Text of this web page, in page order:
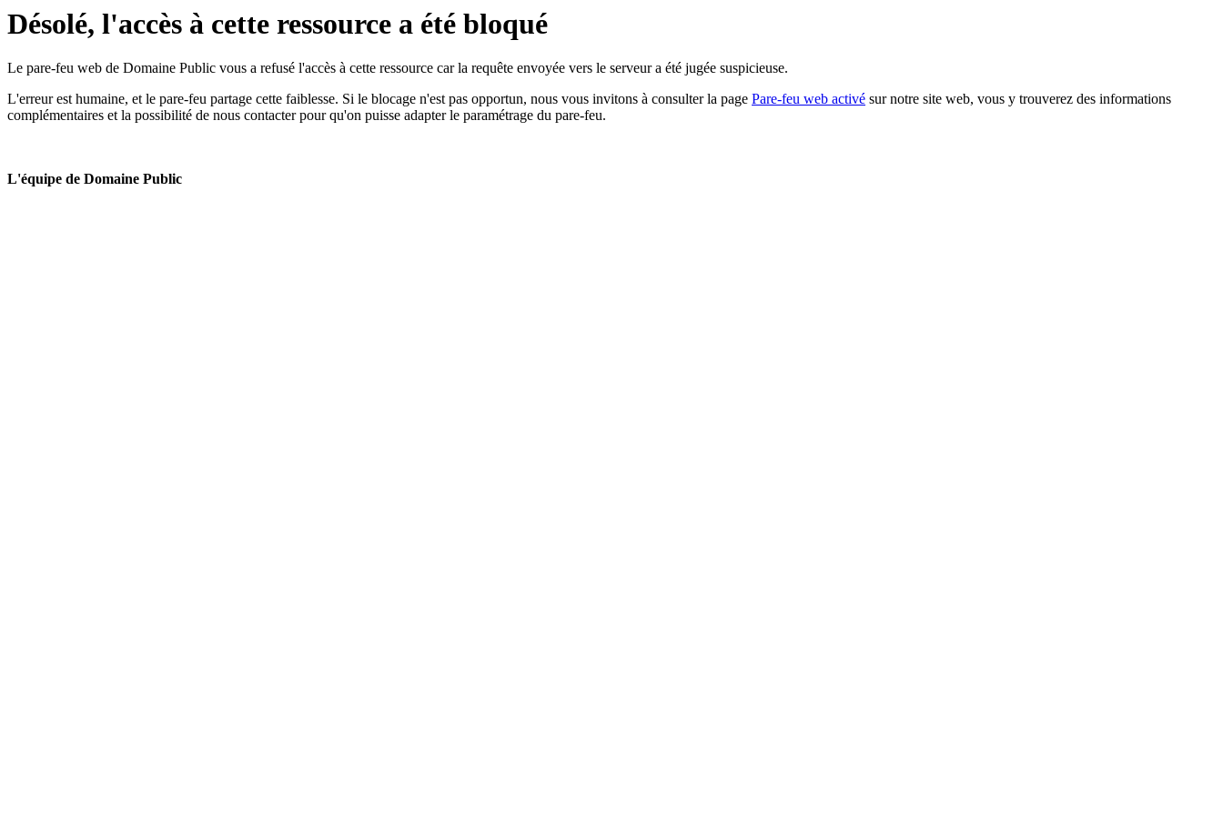
Désolé, l'accès à cette ressource a été bloqué
Le pare-feu web de Domaine Public vous a refusé l'accès à cette ressource car la requête envoyée vers le serveur a été jugée suspicieuse.
L'erreur est humaine, et le pare-feu partage cette faiblesse. Si le blocage n'est pas opportun, nous vous invitons à consulter la page Pare-feu web activé sur notre site web, vous y trouverez des informations
complémentaires et la possibilité de nous contacter pour qu'on puisse adapter le paramétrage du pare-feu.
L'équipe de Domaine Public